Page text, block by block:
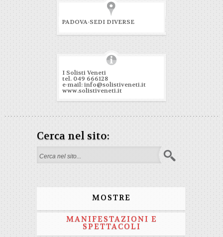
PADOVA-SEDI DIVERSE
I Solisti Veneti
tel. 049 666128
e-mail: info@solistiveneti.it
www.solistiveneti.it
Cerca nel sito:
Form di ricerca
MOSTRE
MANIFESTAZIONI E
SPETTACOLI